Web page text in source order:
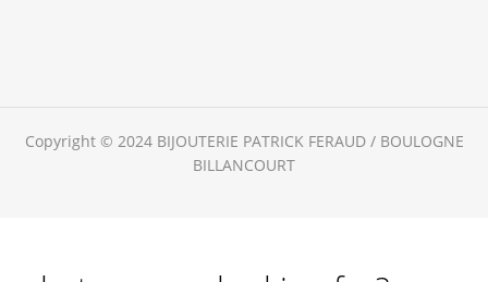
Copyright © 2024 BIJOUTERIE PATRICK FERAUD / BOULOGNE
BILLANCOURT